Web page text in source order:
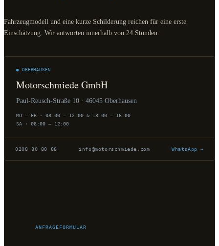
Fahrzeugmodell und eine kurze Schilderung reichen für eine erste
Einschätzung. Wir antworten innerhalb von 24 Stunden.
● OBERHAUSEN
Motorschmiede GmbH
Paul-Reusch-Straße 10 · 46045 Oberhausen
MO – FR · 08:00 – 12:00 & 13:00 – 16:00
SA · 08:00 – 12:00
0208 80 80 88 info@motorschmiede.com WhatsApp →
ANFRAGEFORMULAR